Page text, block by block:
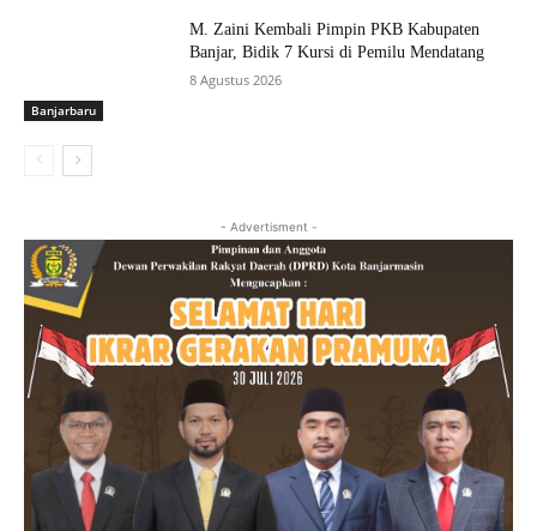
Banjarbaru
M. Zaini Kembali Pimpin PKB Kabupaten
Banjar, Bidik 7 Kursi di Pemilu Mendatang
8 Agustus 2026
- Advertisment -